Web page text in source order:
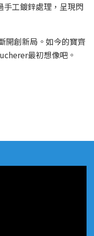
工鍍鋅處理，呈現閃
開創新局。如今的寶齊
最初想像吧。